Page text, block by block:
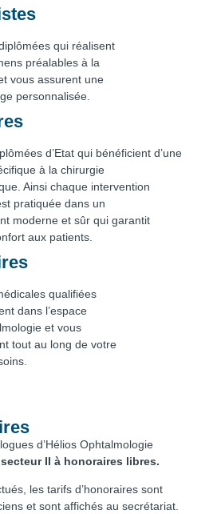
qui réalisent
préalables à la
vous assurent une
personnalisée.
d’Etat qui bénéficient d’une
à la chirurgie
Ainsi chaque intervention
pratiquée dans un
moderne et sûr qui garantit
aux patients.
qualifiées
dans l’espace
et vous
tout au long de votre
d’Hélios Ophtalmologie
secteur II à honoraires libres.
les tarifsd’honoraires sont
et sont affichés au secrétariat.